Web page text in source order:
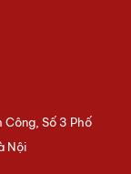
Số 3 Phố
Nội